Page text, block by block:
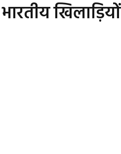
खिलाड़ियों